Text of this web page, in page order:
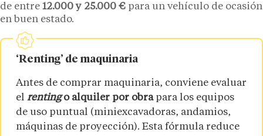
de entre 12.000 y 25.000 € para un vehículo de ocasión
en buen estado.
‘Renting’ de maquinaria
Antes de comprar maquinaria, conviene evaluar
el rentingo alquiler por obrapara los equipos
de uso puntual (miniexcavadoras, andamios,
máquinas de proyección). Esta fórmula reduce